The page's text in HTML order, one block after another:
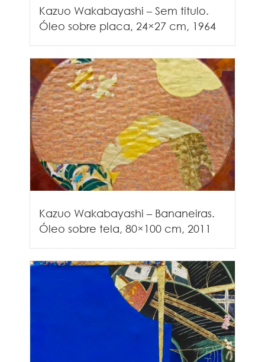
Kazuo Wakabayashi – Sem titulo.
Óleo sobre placa, 24×27 cm, 1964
Kazuo Wakabayashi – Bananeiras.
Óleo sobre tela, 80×100 cm, 2011